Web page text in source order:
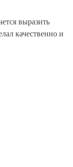
выразить
качественно и